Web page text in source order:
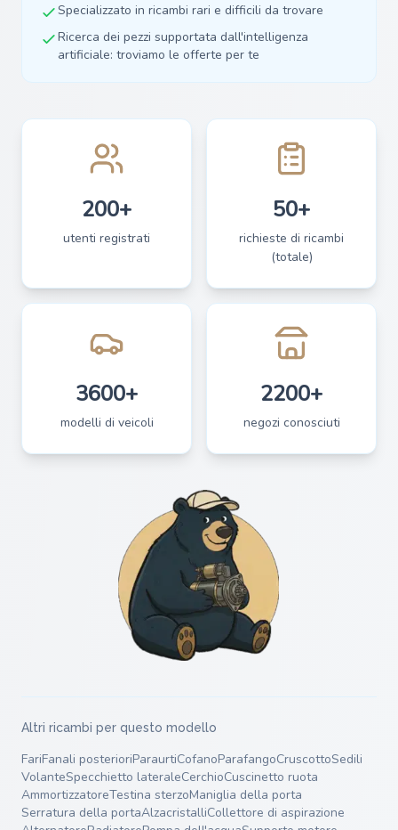
Specializzato in ricambi rari e difficili da trovare
Ricerca dei pezzi supportata dall'intelligenza
artificiale: troviamo le offerte per te
200+
utenti registrati
50+
richieste di ricambi
(totale)
3600+
modelli di veicoli
2200+
negozi conosciuti
Altri ricambi per questo modello
FariFanali posterioriParaurtiCofanoParafangoCruscottoSedili
VolanteSpecchietto lateraleCerchioCuscinetto ruota
AmmortizzatoreTestina sterzoManiglia della porta
Serratura della portaAlzacristalliCollettore di aspirazione